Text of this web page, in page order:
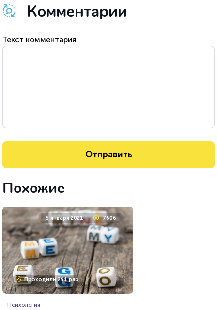
Комментарии
Текст комментария
Похожие
5 января 2021 7606
Проходили 291 раз
Психология